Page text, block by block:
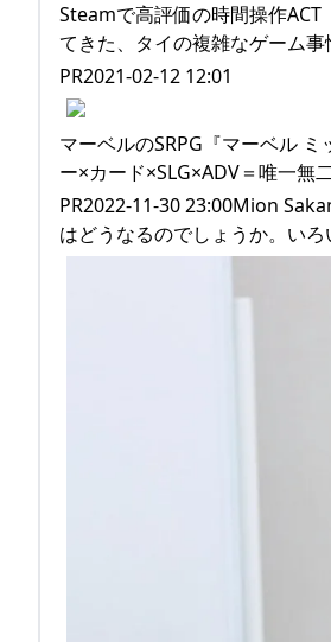
Steamで高評価の時間操作
てきた、タイの複雑なゲーム事
PR2021-02-12 12:01
マーベルのSRPG『マーベル
ー×カード×SLG×ADV＝唯一無
PR2022-11-30 23:00Mion
はどうなるのでしょうか。い